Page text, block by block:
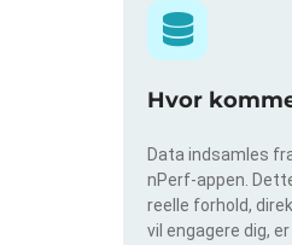
Hvor
Data indsamles
nPerf-appen.
reelle forhold,
vil engagere dig,